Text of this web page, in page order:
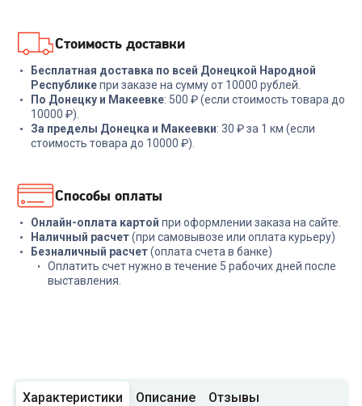
Стоимость доставки
Бесплатная доставка по всей Донецкой Народной
Республикепри заказе на сумму от 10000 рублей.
По Донецку и Макеевке: 500 ₽ (если стоимость товара до
10000 ₽).
За пределы Донецка и Макеевки: 30 ₽ за 1 км (если
стоимость товара до 10000 ₽).
Способы оплаты
Онлайн-оплата картой при оформлении заказа на сайте.
Наличный расчет(при самовывозе или оплата курьеру)
Безналичный расчет(оплата счета в банке)
Оплатить счет нужно в течение 5 рабочих дней после
выставления.
Характеристики Описание Отзывы